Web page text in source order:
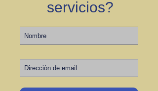
servicios?